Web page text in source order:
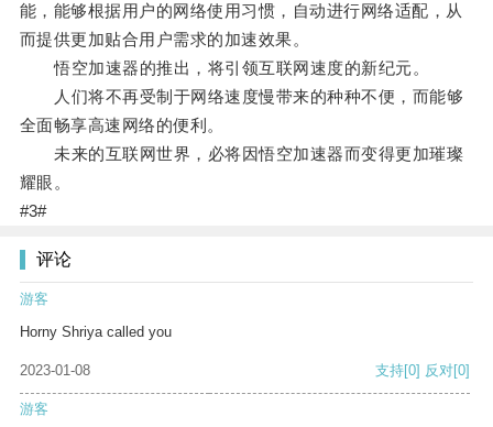
能，能够根据用户的网络使用习惯，自动进行网络适配，从
而提供更加贴合用户需求的加速效果。
悟空加速器的推出，将引领互联网速度的新纪元。
人们将不再受制于网络速度慢带来的种种不便，而能够
全面畅享高速网络的便利。
未来的互联网世界，必将因悟空加速器而变得更加璀璨
耀眼。
#3#
评论
游客
Horny Shriya called you
2023-01-08 支持[0] 反对[0]
游客